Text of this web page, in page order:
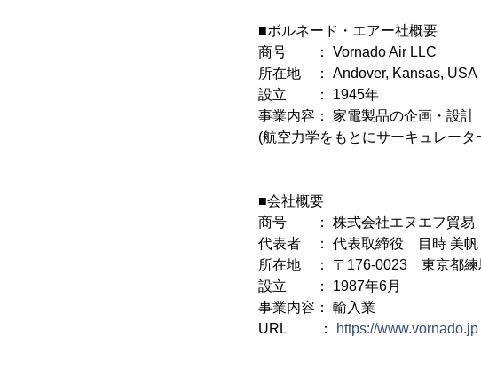
■ボルネード・エアー社概要
商号 ： Vornado Air LLC
所在地 ： Andover, Kansas, USA
設立 ： 1945年
事業内容： 家電製品の企画・設計
(航空力学をもとにサーキュレー
■会社概要
商号 ： 株式会社エヌエフ貿易
代表者 ： 代表取締役 目時 美帆
所在地 ： 〒176-0023 東京都練
設立 ： 1987年6月
事業内容： 輸入業
URL ：
https://www.vornado.jp